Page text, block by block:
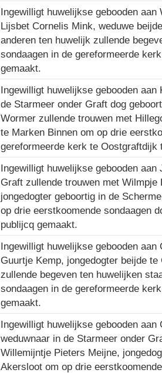
Ingewilligt huwelijkse gebooden
Lijsbet Cornelis Mink, weduwe
anderen ten huwelijk zullende
sondaagen in de gereformeerde
gemaakt.
Ingewilligt huwelijkse gebooden
de Starmeer onder Graft dog
Wormer zullende trouwen met
te Marken Binnen om op drie
gereformeerde kerk te Oostgraftdijk
Ingewilligt huwelijkse gebooden
Graft zullende trouwen met Wilmpje
jongedogter geboortig in de
op drie eerstkoomende sondaagen
publijcq gemaakt.
Ingewilligt huwelijkse gebooden
Guurtje Kemp, jongedogter beijde
zullende begeven ten huwelijken
sondaagen in de gereformeerde
gemaakt.
Ingewilligt huwelijkse gebooden
weduwnaar in de Starmeer onder
Willemijntje Pieters Meijne,
Akersloot om op drie